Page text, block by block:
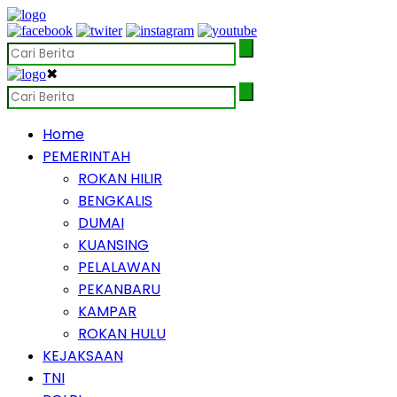
✖
Home
PEMERINTAH
ROKAN HILIR
BENGKALIS
DUMAI
KUANSING
PELALAWAN
PEKANBARU
KAMPAR
ROKAN HULU
KEJAKSAAN
TNI